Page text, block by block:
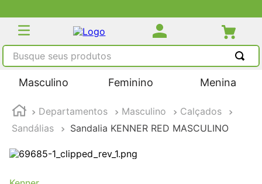
Busque seus produtos
Masculino Feminino Menina
Departamentos Masculino
Calçados
Sandálias
Sandalia KENNER RED MASCULINO
TERMOS MAIS BUSCADOS
2
tenis feminino
4º
adidas